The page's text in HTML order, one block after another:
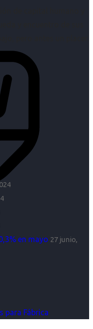
de capital humano y
y encuentro de sus
pero antes un placer.
en mayo 27 junio,
para Fábrica